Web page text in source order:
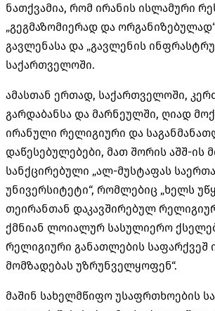
ნათქვამია, რომ ირანის ისლამური
„გეგმაზომიერად და
გავლენასა და „გავლენის
საქართველოში.
ამასთან ერთად, საქართველოში,
გარდაბანსა და მარნეულში, ღიად
ირანული რელიგიური და
დაწესებულებები, მათ შორის აშშ-ის
სანქცირებული „ალ-მუსტაფას
უნივერსიტეტი“, რომლებიც „ხელს
თეირანთან დაკავშირებულ
ქმნიან ლოიალურ სასულიერო
რელიგიური განათლების
მომზადებას უზრუნველყოფენ“.
მაშინ სახელმწიფო უსაფრთხოების